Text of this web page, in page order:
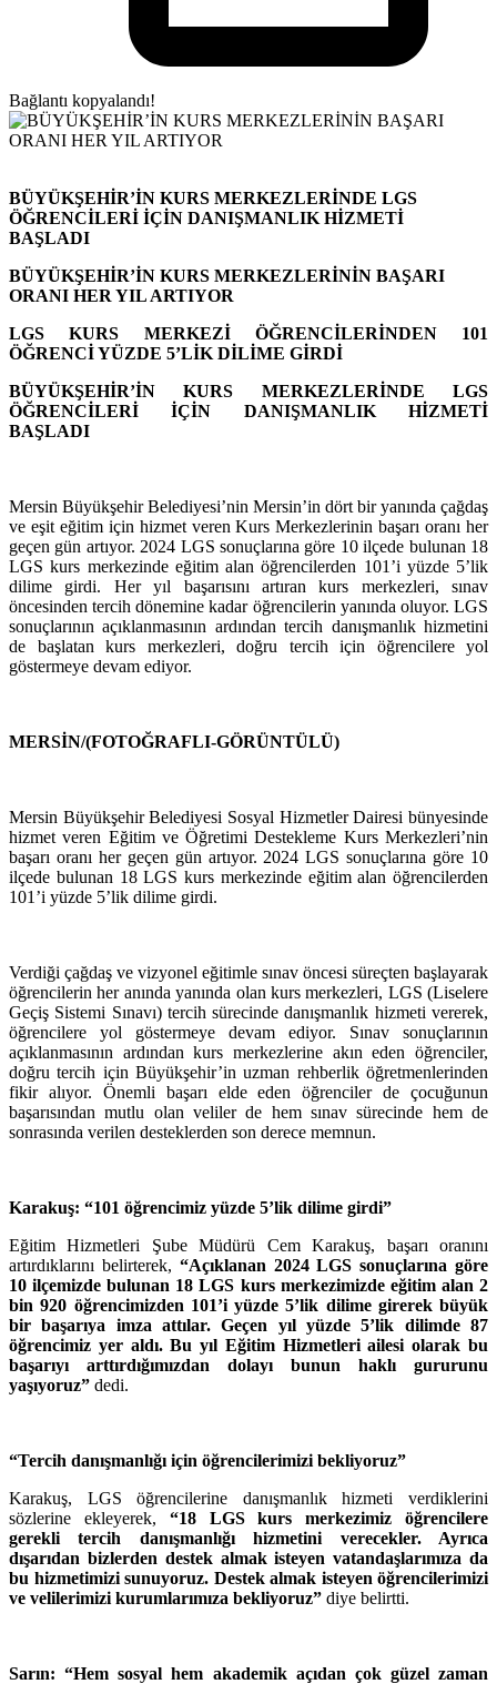
Bağlantı kopyalandı!
BÜYÜKŞEHİR’İN KURS MERKEZLERİNDE LGS
ÖĞRENCİLERİ İÇİN DANIŞMANLIK HİZMETİ
BAŞLADI
BÜYÜKŞEHİR’İN KURS MERKEZLERİNİN BAŞARI
ORANI HER YIL ARTIYOR
LGS KURS MERKEZİ ÖĞRENCİLERİNDEN 101
ÖĞRENCİ YÜZDE 5’LİK DİLİME GİRDİ
BÜYÜKŞEHİR’İN KURS MERKEZLERİNDE LGS
ÖĞRENCİLERİ İÇİN DANIŞMANLIK HİZMETİ
BAŞLADI
Mersin Büyükşehir Belediyesi’nin Mersin’in dört bir yanında çağdaş
ve eşit eğitim için hizmet veren Kurs Merkezlerinin başarı oranı her
geçen gün artıyor. 2024 LGS sonuçlarına göre 10 ilçede bulunan 18
LGS kurs merkezinde eğitim alan öğrencilerden 101’i yüzde 5’lik
dilime girdi. Her yıl başarısını artıran kurs merkezleri, sınav
öncesinden tercih dönemine kadar öğrencilerin yanında oluyor. LGS
sonuçlarının açıklanmasının ardından tercih danışmanlık hizmetini
de başlatan kurs merkezleri, doğru tercih için öğrencilere yol
göstermeye devam ediyor.
MERSİN/(FOTOĞRAFLI-GÖRÜNTÜLÜ)
Mersin Büyükşehir Belediyesi Sosyal Hizmetler Dairesi bünyesinde
hizmet veren Eğitim ve Öğretimi Destekleme Kurs Merkezleri’nin
başarı oranı her geçen gün artıyor. 2024 LGS sonuçlarına göre 10
ilçede bulunan 18 LGS kurs merkezinde eğitim alan öğrencilerden
101’i yüzde 5’lik dilime girdi.
Verdiği çağdaş ve vizyonel eğitimle sınav öncesi süreçten başlayarak
öğrencilerin her anında yanında olan kurs merkezleri, LGS (Liselere
Geçiş Sistemi Sınavı) tercih sürecinde danışmanlık hizmeti vererek,
öğrencilere yol göstermeye devam ediyor. Sınav sonuçlarının
açıklanmasının ardından kurs merkezlerine akın eden öğrenciler,
doğru tercih için Büyükşehir’in uzman rehberlik öğretmenlerinden
fikir alıyor. Önemli başarı elde eden öğrenciler de çocuğunun
başarısından mutlu olan veliler de hem sınav sürecinde hem de
sonrasında verilen desteklerden son derece memnun.
Karakuş: “101 öğrencimiz yüzde 5’lik dilime girdi”
Eğitim Hizmetleri Şube Müdürü Cem Karakuş, başarı oranını
artırdıklarını belirterek, “Açıklanan 2024 LGS sonuçlarına göre
10 ilçemizde bulunan 18 LGS kurs merkezimizde eğitim alan 2
bin 920 öğrencimizden 101’i yüzde 5’lik dilime girerek büyük
bir başarıya imza attılar. Geçen yıl yüzde 5’lik dilimde 87
öğrencimiz yer aldı. Bu yıl Eğitim Hizmetleri ailesi olarak bu
başarıyı arttırdığımızdan dolayı bunun haklı gururunu
yaşıyoruz” dedi.
“Tercih danışmanlığı için öğrencilerimizi bekliyoruz”
Karakuş, LGS öğrencilerine danışmanlık hizmeti verdiklerini
sözlerine ekleyerek, “18 LGS kurs merkezimiz öğrencilere
gerekli tercih danışmanlığı hizmetini verecekler. Ayrıca
dışarıdan bizlerden destek almak isteyen vatandaşlarımıza da
bu hizmetimizi sunuyoruz. Destek almak isteyen öğrencilerimizi
ve velilerimizi kurumlarımıza bekliyoruz” diye belirtti.
Sarın: “Hem sosyal hem akademik açıdan çok güzel zaman